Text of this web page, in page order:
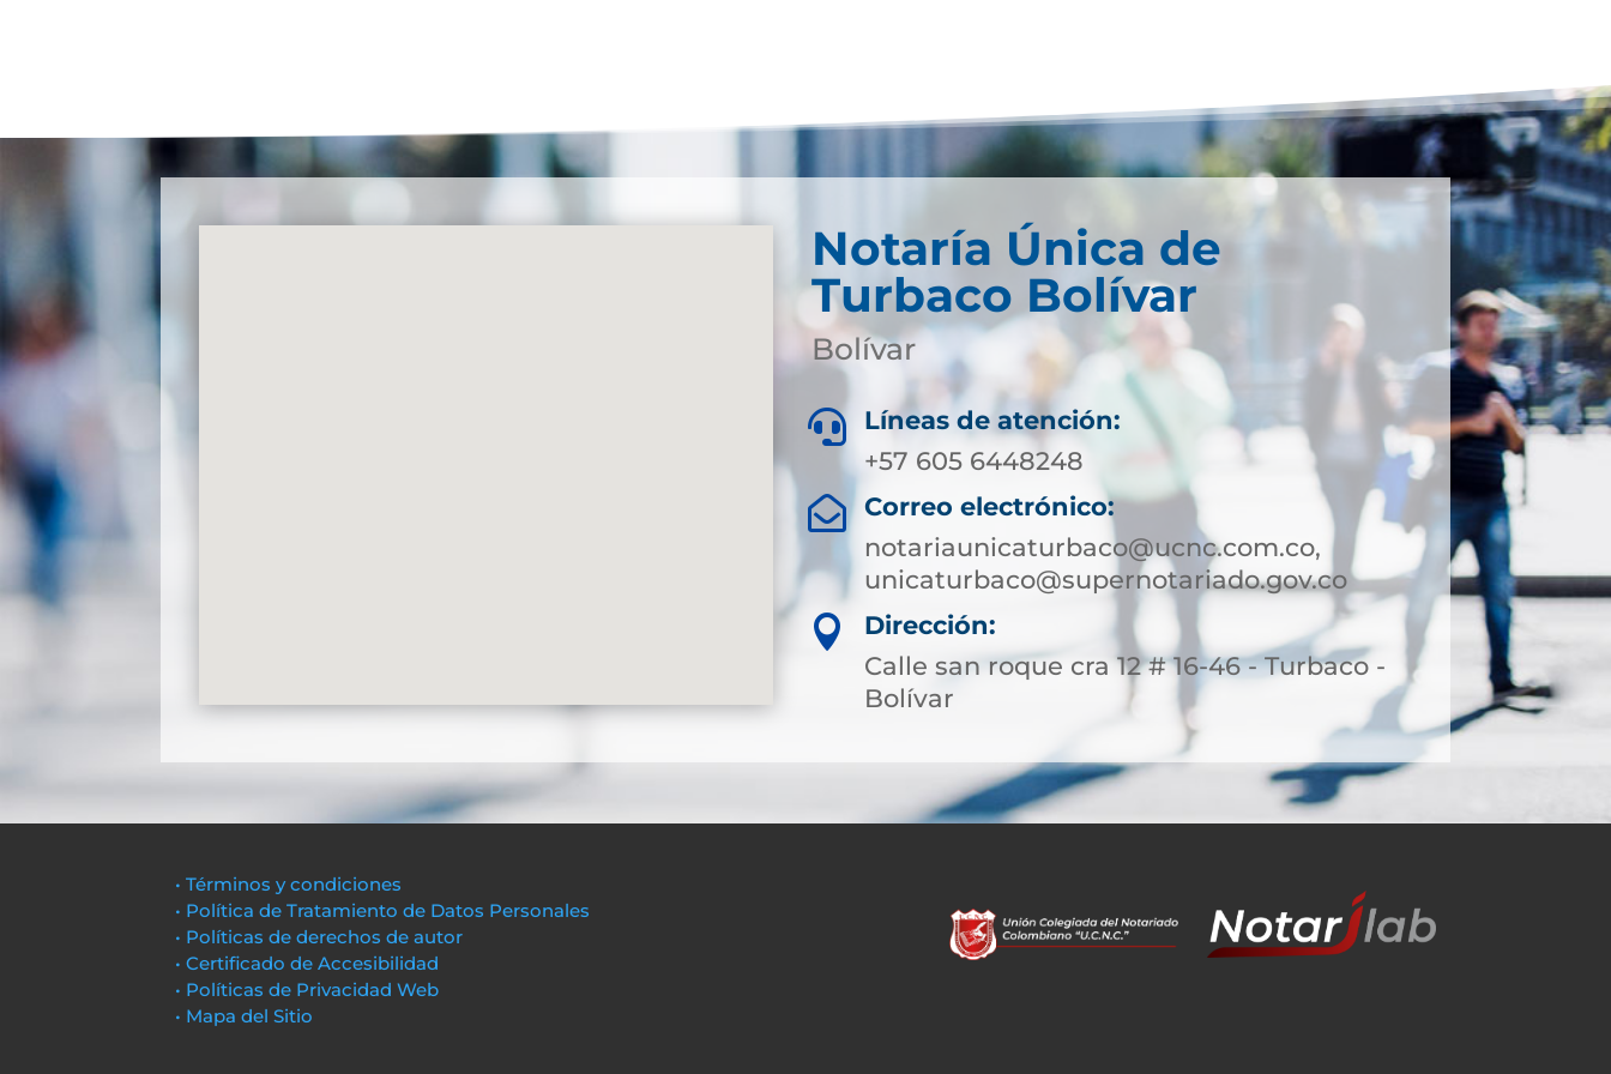
Notaría Única de
Turbaco Bolívar
Bolívar

Líneas de atención:
+57 605 6448248

Correo electrónico:
notariaunicaturbaco@ucnc.com.co,
unicaturbaco@supernotariado.gov.co

Dirección:
Calle san roque cra 12 # 16-46 - Turbaco -
Bolívar
• Términos y condiciones
• Política de Tratamiento de Datos Personales
• Políticas de derechos de autor
• Certificado de Accesibilidad
• Políticas de Privacidad Web
• Mapa del Sitio